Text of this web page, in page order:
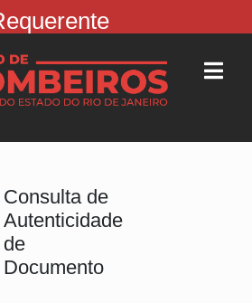
Consulta de
Autenticidade
de
Documento